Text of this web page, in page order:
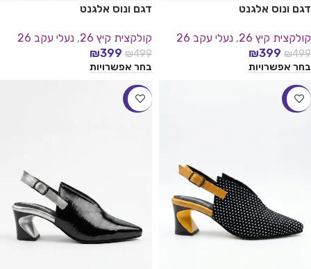
דגם ונוס אלגנט
קולקצית קיץ 26 , נעלי עקב 26
₪499
₪399
בחר אפשרויות
דגם ונוס אלגנט
קולקצית קיץ 26 , נעלי עקב 26
₪499
₪399
בחר אפשרויות
-20%
-20%